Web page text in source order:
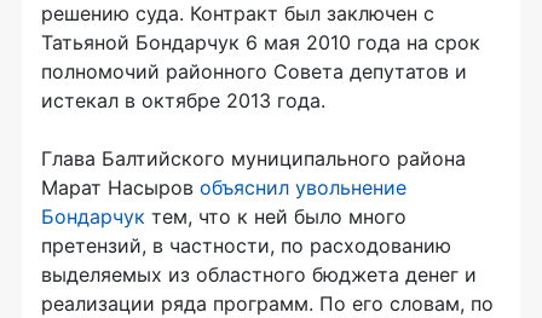
решению суда. Контракт был заключен с
Татьяной Бондарчук 6 мая 2010 года на срок
полномочий районного Совета депутатов и
истекал в октябре 2013 года.
Глава Балтийского муниципального района
Марат Насыров объяснил увольнение
Бондарчук тем, что к ней было много
претензий, в частности, по расходованию
выделяемых из областного бюджета денег и
реализации ряда программ. По его словам, по